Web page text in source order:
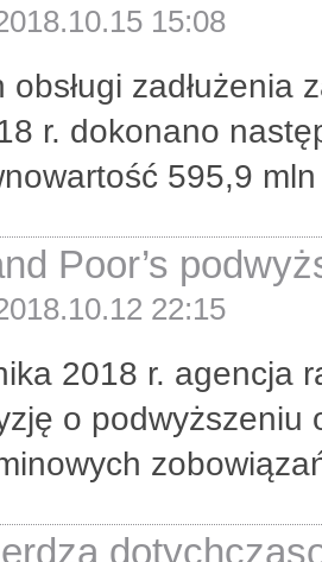
15:08
obsługi
r. dokonano
595,9
Poor’s
22:15
2018 r. agencja
o